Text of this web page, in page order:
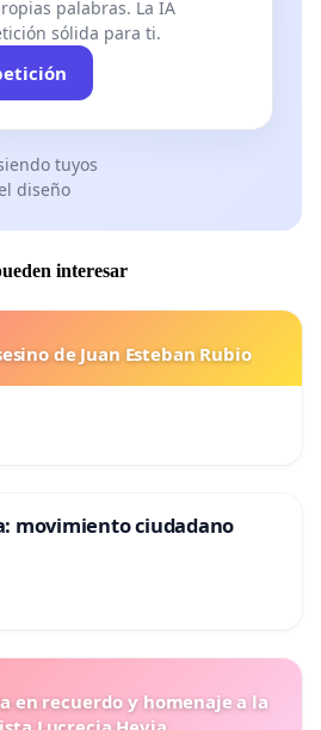
palabras. La IA
sólida para ti.
tuyos
diseño
interesar
de Juan Esteban Rubio
movimiento ciudadano
en recuerdo y homenaje a la